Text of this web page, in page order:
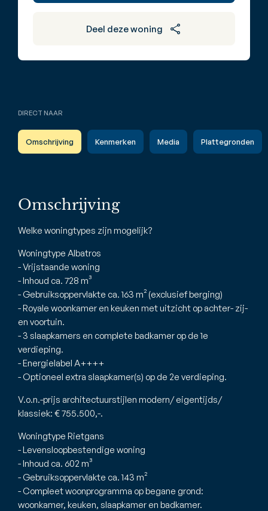
Deel deze woning
DIRECT NAAR
Omschrijving Kenmerken Media Plattegronden
Omschrijving
Welke woningtypes zijn mogelijk?
Woningtype Albatros
- Vrijstaande woning
- Inhoud ca. 728 m³
- Gebruiksoppervlakte ca. 163 m² (exclusief berging)
- Royale woonkamer en keuken met uitzicht op achter- zij-
en voortuin.
- 3 slaapkamers en complete badkamer op de 1e
verdieping.
- Energielabel A++++
- Optioneel extra slaapkamer(s) op de 2e verdieping.
V.o.n.-prijs architectuurstijlen modern/ eigentijds/
klassiek: € 755.500,-.
Woningtype Rietgans
- Levensloopbestendige woning
- Inhoud ca. 602 m³
- Gebruiksoppervlakte ca. 143 m²
- Compleet woonprogramma op begane grond:
woonkamer, keuken, slaapkamer en badkamer.